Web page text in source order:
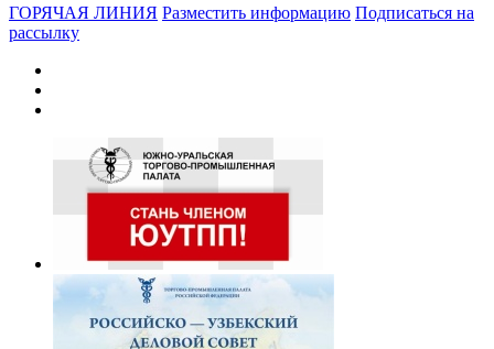
ГОРЯЧАЯ ЛИНИЯ Разместить информацию Подписаться на
рассылку